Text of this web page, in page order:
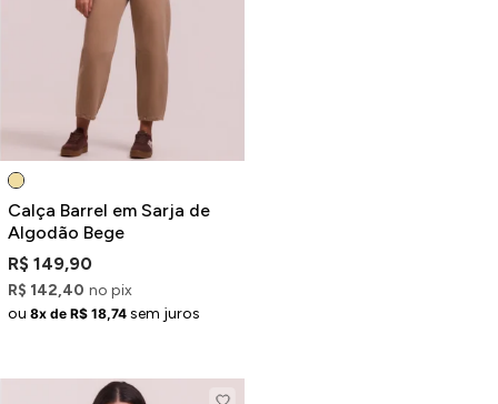
Calça Barrel em Sarja de
Algodão Bege
R$ 149,90
R$ 142,40 no pix
ou 8x de R$ 18,74 sem juros